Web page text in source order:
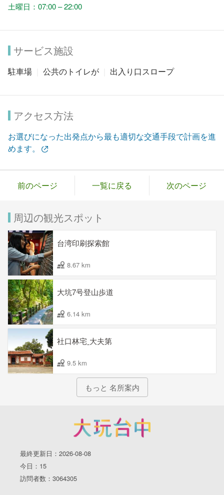
土曜日：07:00 – 22:00
サービス施設
駐車場 公共のトイレが 出入り口スロープ
アクセス方法
お選びになった出発点から最も適切な交通手段で計画を進
めます。
前のページ 一覧に戻る 次のページ
周辺の観光スポット
台湾印刷探索館
8.67 km
大坑7号登山歩道
6.14 km
社口林宅ˍ大夫第
9.5 km
もっと 名所案内
最終更新日：2026-08-08
今日：15
訪問者数：3064305